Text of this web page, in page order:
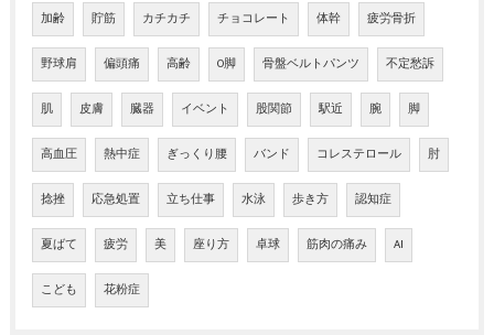
加齢 貯筋 カチカチ チョコレート 体幹 疲労骨折
野球肩 偏頭痛 高齢 O脚 骨盤ベルトパンツ 不定愁訴
肌 皮膚 臓器 イベント 股関節 駅近 腕 脚
高血圧 熱中症 ぎっくり腰 バンド コレステロール 肘
捻挫 応急処置 立ち仕事 水泳 歩き方 認知症
夏ばて 疲労 美 座り方 卓球 筋肉の痛み AI
こども 花粉症